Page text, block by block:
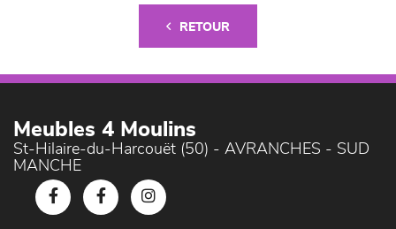
RETOUR
Meubles 4 Moulins
St-Hilaire-du-Harcouët (50) - AVRANCHES - SUD
MANCHE